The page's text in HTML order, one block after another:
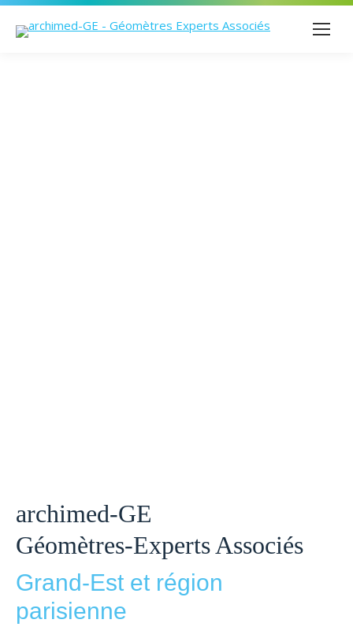
archimed-GE
Géomètres-Experts Associés
Grand-Est et région
parisienne